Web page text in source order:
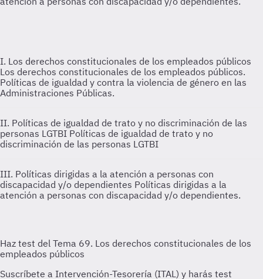
I. Los derechos constitucionales de los empleados públicos
Los derechos constitucionales de los empleados públicos.
Políticas de igualdad y contra la violencia de género en las
Administraciones Públicas.
II. Políticas de igualdad de trato y no discriminación de las
personas LGTBI Políticas de igualdad de trato y no
discriminación de las personas LGTBI
III. Políticas dirigidas a la atención a personas con
discapacidad y/o dependientes Políticas dirigidas a la
atención a personas con discapacidad y/o dependientes.